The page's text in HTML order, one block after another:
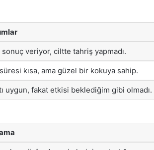
sonuç veriyor, ciltte tahriş yapmadı.
kısa, ama güzel bir kokuya sahip.
uygun, fakat etkisi beklediğim gibi olmadı.